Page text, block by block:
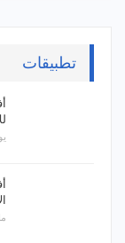
تطبيقات